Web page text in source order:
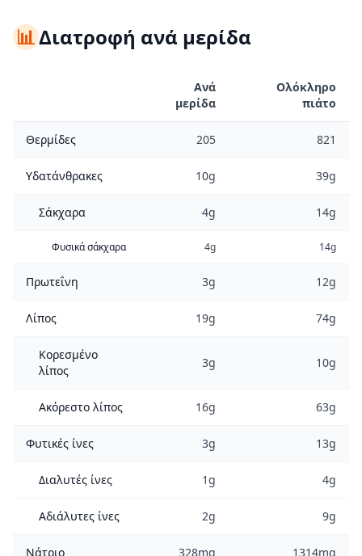
📊Διατροφή ανά μερίδα
Ανά
μερίδα
Ολόκληρο
πιάτο
Θερμίδες 205 821
Υδατάνθρακες 10g 39g
Σάκχαρα 4g 14g
Φυσικά σάκχαρα 4g 14g
Πρωτεΐνη 3g 12g
Λίπος 19g 74g
Κορεσμένο
λίπος
3g 10g
Ακόρεστο λίπος 16g 63g
Φυτικές ίνες 3g 13g
Διαλυτές ίνες 1g 4g
Αδιάλυτες ίνες 2g 9g
Νάτριο 328mg 1314mg